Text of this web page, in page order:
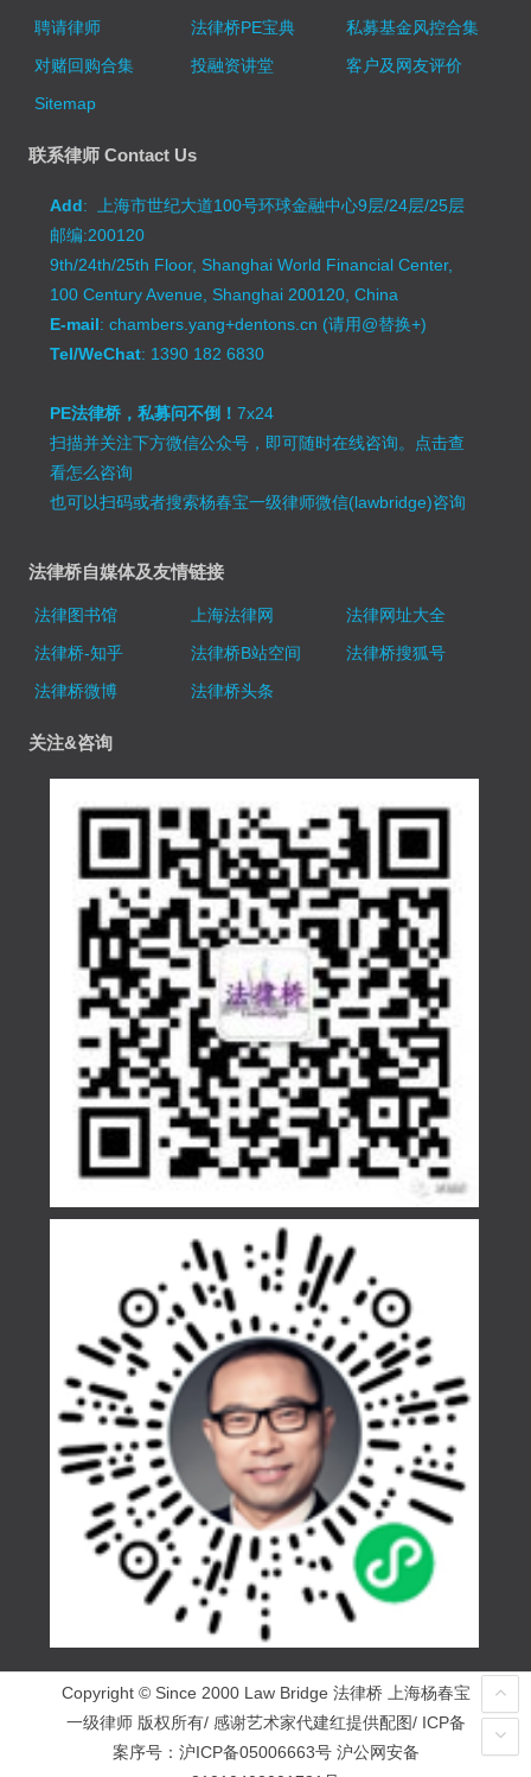
聘请律师
法律桥PE宝典
私募基金风控合集
对赌回购合集
投融资讲堂
客户及网友评价
Sitemap
联系律师 Contact Us
Add: 上海市世纪大道100号环球金融中心9层/24层/25层
邮编:200120
9th/24th/25th Floor, Shanghai World Financial Center,
100 Century Avenue, Shanghai 200120, China
E-mail: chambers.yang+dentons.cn (请用@替换+)
Tel/WeChat: 1390 182 6830
PE法律桥，私募问不倒！7x24
扫描并关注下方微信公众号，即可随时在线咨询。 点击查
看怎么咨询
也可以扫码或者搜索杨春宝一级律师微信(lawbridge)咨询
法律桥自媒体及友情链接
法律图书馆 上海法律网
法律网址大全
法律桥-知乎
法律桥B站空间
法律桥搜狐号
法律桥微博
法律桥头条
关注&咨询
Copyright © Since 2000 Law Bridge 法律桥 上海杨春宝
一级律师 版权所有/ 感谢艺术家代建红提供配图/ ICP备
案序号： 沪ICP备05006663号 沪公网安备